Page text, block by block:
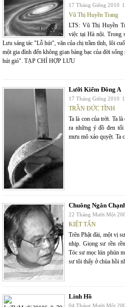
17 Tháng Giêng 2010
Vũ Thị Huyền Trang
LTS: Vũ Thị Huyền
việc tại Hà nội. Trong
Lưu sáng tác "Lỗ hút", văn của chị trầm tĩnh, lôi
một gia đình đến không gian bàng bạc của đời
hút gió". TẠP CHÍ HỢP LƯU
Lưỡi Kiếm Đông A
17 Tháng Giêng 2010
TRẦN ĐỨC TĨNH
Ta là con của trời. Ta
ra những ý đồ đen tối
mưu mô xảo quyệt. Ta
Chuông Ngân
22 Tháng Mười Một
KIỆT TẤN
Trên Phật đài, một vị
nhịp. Giọng sư rền
Tóc sư mọc lún phún
sư tôi thấy ở chùa hồi
Linh Hồ
04 Tháng Mười Một